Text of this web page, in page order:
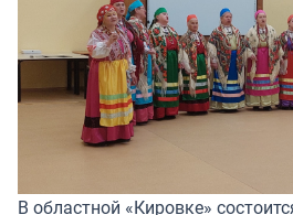
В областной «Кировке»